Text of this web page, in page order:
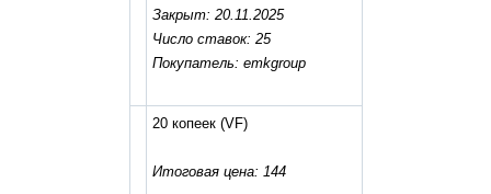
Закрыт: 20.11.2025
Число ставок: 25
Покупатель: emkgroup
20 копеек(VF)
Итоговая цена: 144